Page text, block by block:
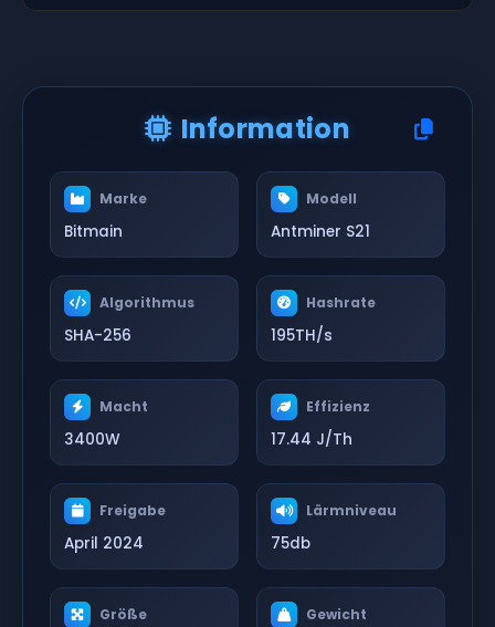
Information
Marke
Bitmain
Modell
Antminer S21
Algorithmus
SHA-256
Hashrate
195TH/s
Macht
3400W
Effizienz
17.44 J/Th
Freigabe
April 2024
Lärmniveau
75db
Größe Gewicht